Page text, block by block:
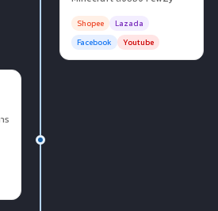
Shopee
Lazada
Facebook
Youtube
ร